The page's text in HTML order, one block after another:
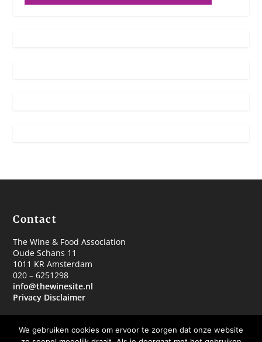
Contact
The Wine & Food Association
Oude Schans 11
1011 KR Amsterdam
020 – 6251298
info@thewinesite.nl
Privacy Disclaimer
We gebruiken cookies om ervoor te zorgen dat onze website